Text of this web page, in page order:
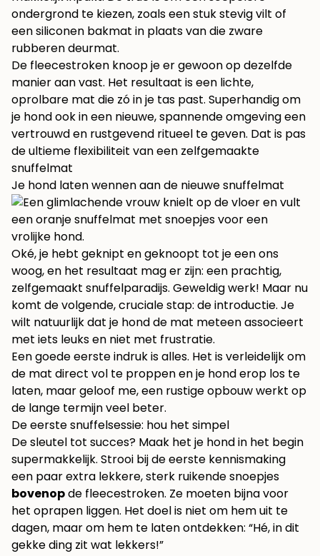
ondergrond te kiezen, zoals een stuk stevig vilt of
een siliconen bakmat in plaats van die zware
rubberen deurmat.
De fleecestroken knoop je er gewoon op dezelfde
manier aan vast. Het resultaat is een lichte,
oprolbare mat die zó in je tas past. Superhandig om
je hond ook in een nieuwe, spannende omgeving een
vertrouwd en rustgevend ritueel te geven. Dat is pas
de ultieme flexibiliteit van een zelfgemaakte
snuffelmat
Je hond laten wennen aan de nieuwe snuffelmat
Oké, je hebt geknipt en geknoopt tot je een ons
woog, en het resultaat mag er zijn: een prachtig,
zelfgemaakt snuffelparadijs. Geweldig werk! Maar nu
komt de volgende, cruciale stap: de introductie. Je
wilt natuurlijk dat je hond de mat meteen associeert
met iets leuks en niet met frustratie.
Een goede eerste indruk is alles. Het is verleidelijk om
de mat direct vol te proppen en je hond erop los te
laten, maar geloof me, een rustige opbouw werkt op
de lange termijn veel beter.
De eerste snuffelsessie: hou het simpel
De sleutel tot succes? Maak het je hond in het begin
supermakkelijk. Strooi bij de eerste kennismaking
een paar extra lekkere, sterk ruikende snoepjes
bovenopde fleecestroken. Ze moeten bijna voor
het oprapen liggen. Het doel is niet om hem uit te
dagen, maar om hem te laten ontdekken: “Hé, in dit
gekke ding zit wat lekkers!”